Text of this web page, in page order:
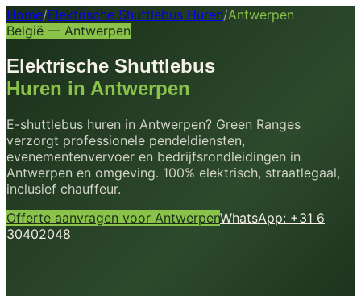
Home/Elektrische Shuttlebus Huren/Antwerpen
België — Antwerpen
Elektrische Shuttlebus
Huren in Antwerpen
E-shuttlebus huren in Antwerpen? Green Ranges
verzorgt professionele pendeldiensten,
evenementenvervoer en bedrijfsrondleidingen in
Antwerpen en omgeving. 100% elektrisch, straatlegaal,
inclusief chauffeur.
Offerte aanvragen voor AntwerpenWhatsApp: +31 6
30402048